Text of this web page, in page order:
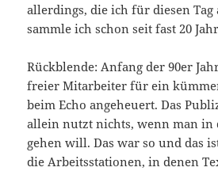
allerdings, die ich für diesen Tag
sammle ich schon seit fast 20
Rückblende: Anfang der 90er
freier Mitarbeiter für ein
beim Echo angeheuert. Das
allein nutzt nichts, wenn man in
gehen will. Das war so und das
die Arbeitsstationen, in denen